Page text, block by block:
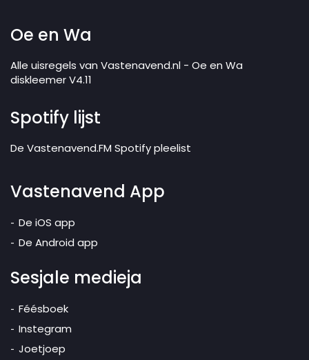
Oe en Wa
Alle uisregels van Vastenavend.nl - Oe en Wa
diskleemer V4.11
Spotify lijst
De Vastenavend.FM Spotify pleelist
Vastenavend App
De iOS app
De Android app
Sesjale medieja
Féésboek
Instegram
Joetjoep